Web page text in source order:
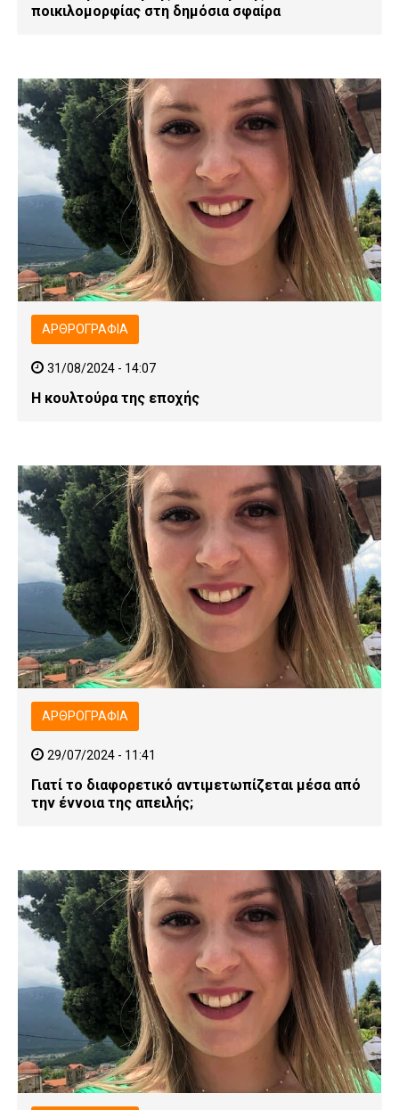
ποικιλομορφίας στη δημόσια σφαίρα
ΑΡΘΡΟΓΡΑΦΊΑ
31/08/2024 - 14:07
Η κουλτούρα της εποχής
ΑΡΘΡΟΓΡΑΦΊΑ
29/07/2024 - 11:41
Γιατί το διαφορετικό αντιμετωπίζεται μέσα από
την έννοια της απειλής;